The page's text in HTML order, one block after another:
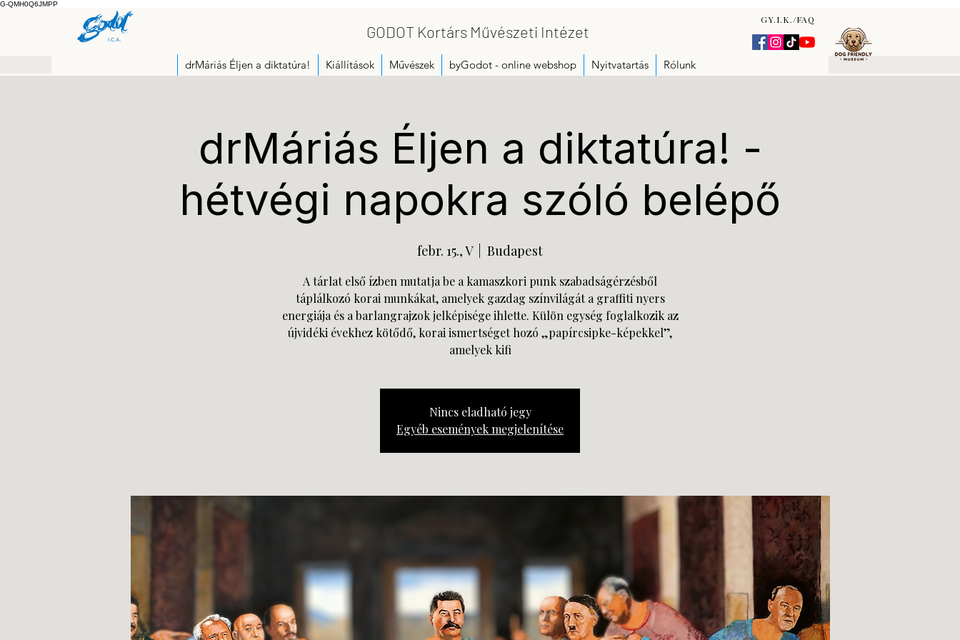
G-QMH0Q6JMPP
GODOT Kortárs Művészeti Intézet
GY.I.K./FAQ
drMáriás Éljen a diktatúra! Kiállítások Művészek byGodot - online webshop Nyitvatartás Rólunk
drMáriás Éljen a diktatúra! -
hétvégi napokra szóló belépő
febr. 15., V
  |
Budapest
A tárlat első ízben mutatja be a kamaszkori punk szabadságérzésből
táplálkozó korai munkákat, amelyek gazdag színvilágát a graffiti nyers
energiája és a barlangrajzok jelképisége ihlette. Külön egység foglalkozik az
újvidéki évekhez kötődő, korai ismertséget hozó „papírcsipke-képekkel”,
amelyek kifi
Nincs eladható jegy
Egyéb események megjelenítése